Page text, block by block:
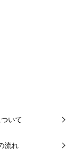
いて
流れ